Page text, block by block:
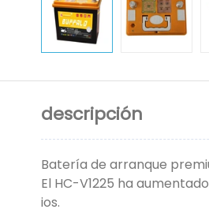
descripción
Batería de arranque
El HC-V1225 ha
ios.